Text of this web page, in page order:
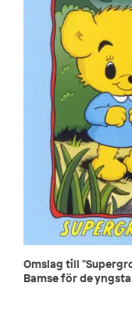
Omslag till
Bamse för de